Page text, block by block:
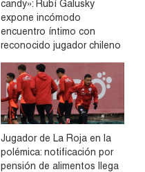
candy»: Rubí Galusky
expone incómodo
encuentro íntimo con
reconocido jugador chileno
Jugador de La Roja en la
polémica: notificación por
pensión de alimentos llega